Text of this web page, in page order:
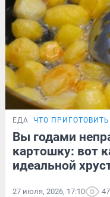
ЕДА ЧТО ПРИГОТОВИТЬ
Вы годами
картошку: вот
идеальной
27 июля, 2026, 17:10